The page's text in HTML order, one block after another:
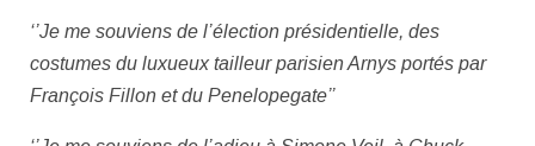
‘’Je me souviens de l’élection présidentielle, des
costumes du luxueux tailleur parisien Arnys portés par
François Fillon et du Penelopegate’’